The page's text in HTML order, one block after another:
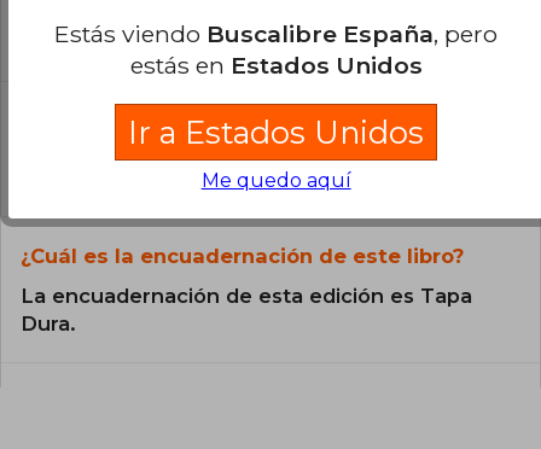
catálogo son Originales.
¿En qué Idioma está escrito el
El libro está escrito en Inglés.
¿Cuál es la encuadernación de este libro?
La encuadernación de esta edición es Tapa
Dura.
Estás viendo Buscalibre España, pero
estás en Estados Unidos
Ir a Estados Unidos
Me quedo aquí